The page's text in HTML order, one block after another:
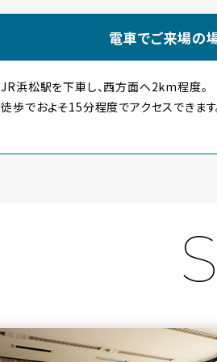
電車でご来場の
JR浜松駅を下車し、西方面へ2km程度。
徒歩でおよそ15分程度でアクセスできます